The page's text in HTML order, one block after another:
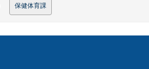
保健体育課